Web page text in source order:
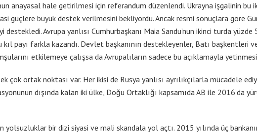
anayasal hale getirilmesi için referandum düzenlendi. Ukrayna işgalinin bu
güçlere büyük destek verilmesini bekliyordu. Ancak resmi sonuçlara göre
Avrupa yanlısı Cumhurbaşkanı Maia Sandu’nun ikinci turda
payı farkla kazandı. Devlet başkanının destekleyenler, Batı başkentleri
etkilemeye çalışsa da Avrupalıların sadece bu açıklamayla
ortak noktası var. Her ikisi de Rusya yanlısı ayrılıkçılarla mücadele
dışında kalan iki ülke, Doğu Ortaklığı kapsamıda AB ile 2016’da
bir dizi siyasi ve mali skandala yol açtı. 2015 yılında üç